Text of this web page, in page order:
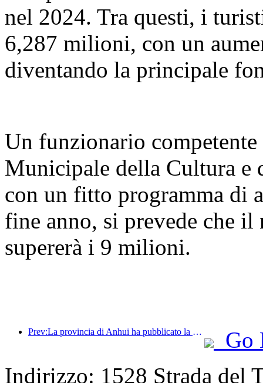
nel 2024. Tra questi, i
6,287 milioni, con un
diventando la principale
Un funzionario
Municipale della Cultura e
con un fitto programma di
fine anno, si prevede che
supererà i 9 milioni.
Prev:La provincia di Anhui ha pubblicato la proposta del '15° piano quinquennale', con l'obiettivo di trasformare l'industria del turismo culturale in un settore fondamentale.
Go
Indirizzo: 1528 Strada del